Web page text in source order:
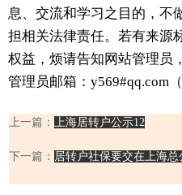
息、交流和学习之目的，不
担相关法律责任。若有来源
权益，烦请告知网站管理员
管理员邮箱：y569#qq.com（
上一篇： 上海居转户公示12
下一篇： 居转户社保要交在上海